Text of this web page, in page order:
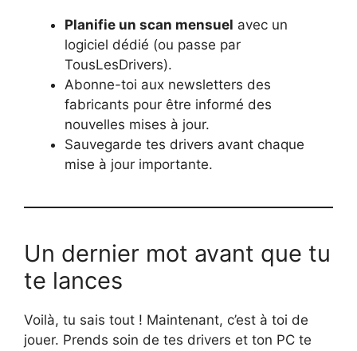
Planifie un scan mensuel avec un
logiciel dédié (ou passe par
TousLesDrivers).
Abonne-toi aux newsletters des
fabricants pour être informé des
nouvelles mises à jour.
Sauvegarde tes drivers avant chaque
mise à jour importante.
Un dernier mot avant que tu
te lances
Voilà, tu sais tout ! Maintenant, c’est à toi de
jouer. Prends soin de tes drivers et ton PC te